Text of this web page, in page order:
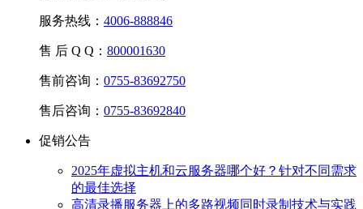
服务热线： 4006-888846
售 后 Q Q： 800001630
售前咨询： 0755-83692750
售后咨询： 0755-83692840
促销公告
2025年虚拟主机和云服务器哪个好？针对不同需求
的最佳选择
高清录播服务器上的多路视频同时录制技术与实践